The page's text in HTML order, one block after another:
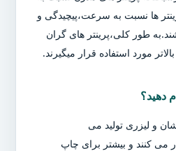
ها نسبت به سرعت،پیچیدگی و
طور کلی،پرینتر های گران
مورد استفاده قرار میگیرند.
دهید؟
و لیزری تولید می
می کنند و بیشتر برای چاپ